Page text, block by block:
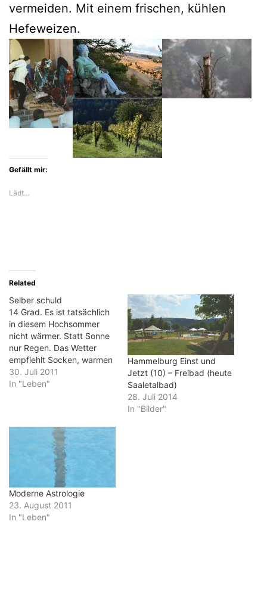
vermeiden. Mit einem frischen, kühlen
Hefeweizen.
Gefällt mir:
Lädt…
Related
Selber schuld
14 Grad. Es ist tatsächlich
in diesem Hochsommer
nicht wärmer. Statt Sonne
nur Regen. Das Wetter
empfiehlt Socken, warmen
Tee und eine Decke beim
Lesen. Niemand will vor die
Kinder beginnen schon
beim Frühstück: "Wann
gehen wir…
30. Juli 2011
In "Leben"
Hammelburg Einst und
Jetzt (10) – Freibad (heute
Saaletalbad)
28. Juli 2014
In "Bilder"
Moderne Astrologie
23. August 2011
In "Leben"